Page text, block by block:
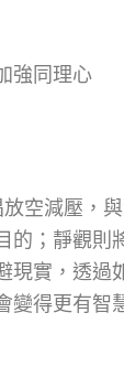
強同理心
空減壓，
的；靜觀則
現實，透過
得更有智